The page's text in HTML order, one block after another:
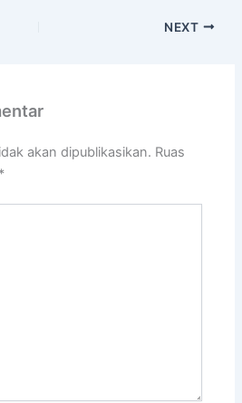
NEXT
akan dipublikasikan. Ruas
*